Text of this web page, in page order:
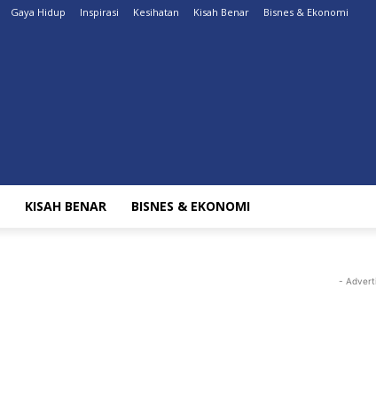
Gaya Hidup Inspirasi Kesihatan Kisah Benar Bisnes & Ekonomi
KISAH BENAR BISNES & EKONOMI
-